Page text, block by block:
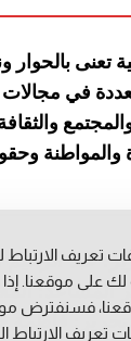
تعنى بالحوار
في مجالات
والمواطنة
عبد الرحيم
المساعد:
فاطمة
تعريف
على موقعنا.
فسنفترض
الارتباط